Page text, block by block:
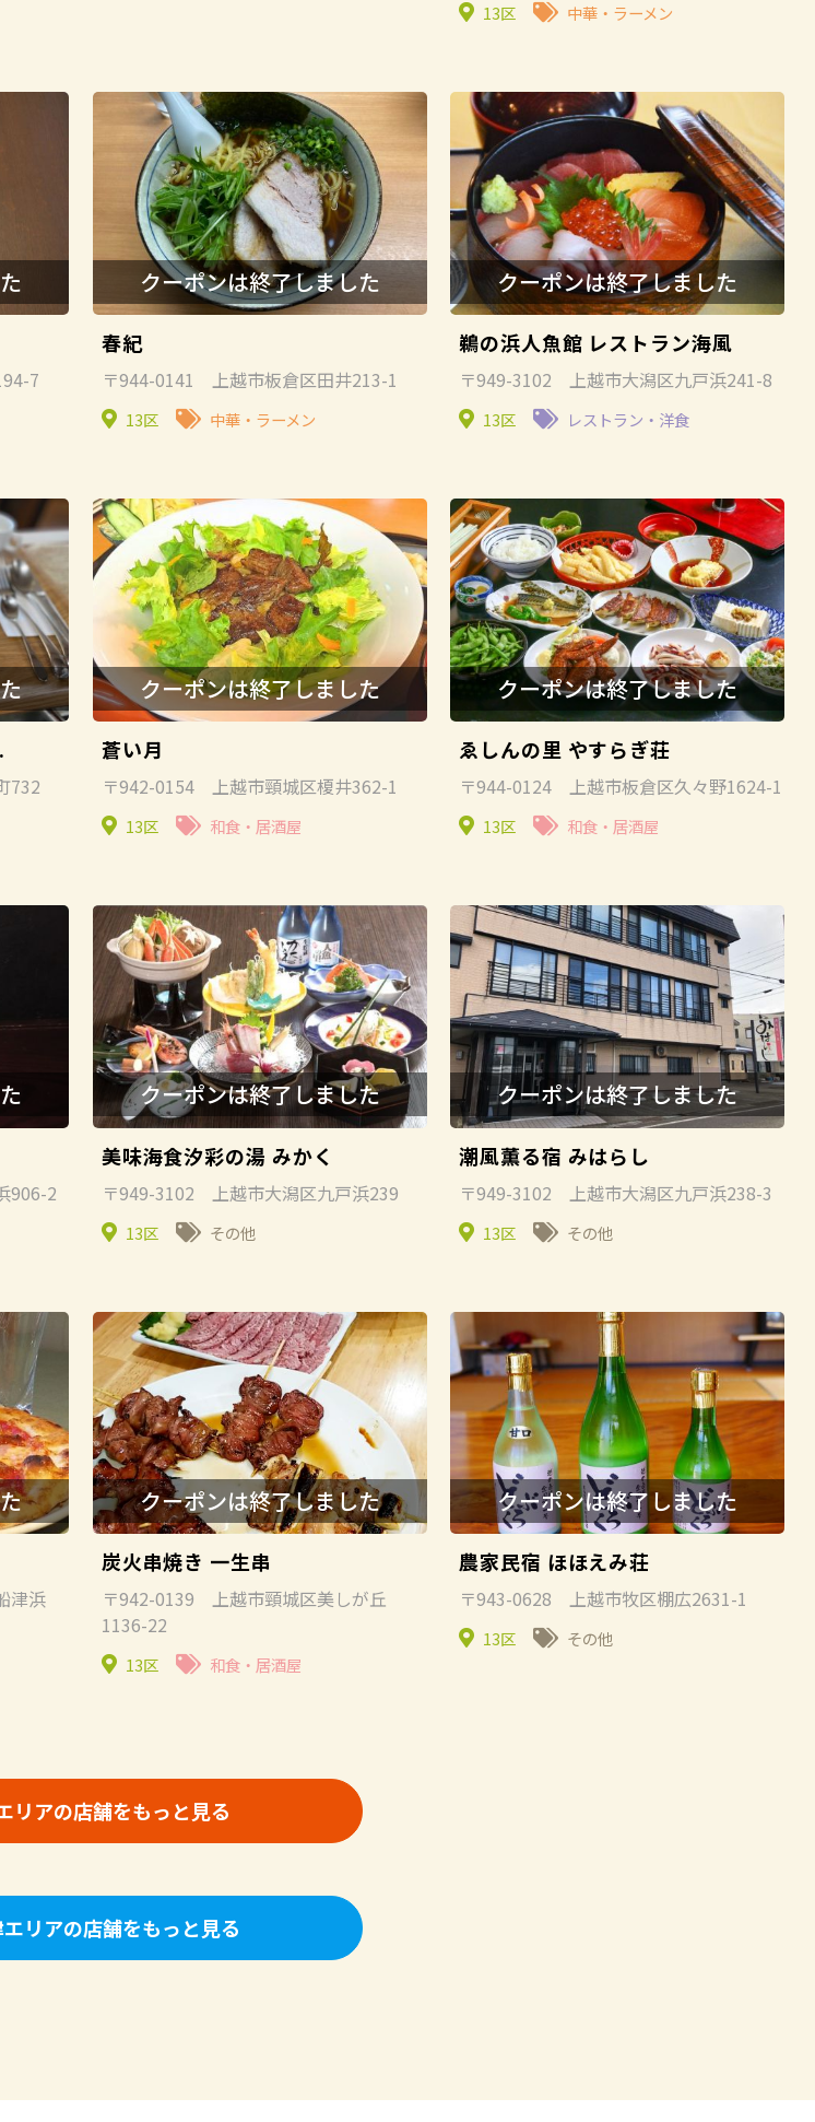
13区 中華・ラーメン
7
春紀
〒944-0141 上越市板倉区田井213-1
13区 中華・ラーメン
鵜の浜人魚館 レストラン海風
〒949-3102 上越市大潟区九戸浜241-8
13区 レストラン・洋食
732
蒼い月
〒942-0154 上越市頸城区榎井362-1
13区 和食・居酒屋
ゑしんの里 やすらぎ荘
〒944-0124 上越市板倉区久々野1624-1
13区 和食・居酒屋
906-2
美味海食汐彩の湯 みかく
〒949-3102 上越市大潟区九戸浜239
13区 その他
潮風薫る宿 みはらし
〒949-3102 上越市大潟区九戸浜238-3
13区 その他
津浜
炭火串焼き 一生串
〒942-0139 上越市頸城区美しが丘
1136-22
13区 和食・居酒屋
農家民宿 ほほえみ荘
〒943-0628 上越市牧区棚広2631-1
13区 その他
リアの店舗をもっと見る
リアの店舗をもっと見る